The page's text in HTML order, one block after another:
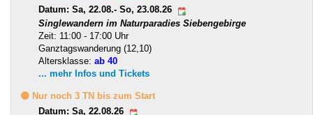
Datum: Sa, 22.08.- So, 23.08.26
Singlewandern im Naturparadies Siebengebirge
Zeit: 11:00 - 17:00 Uhr
Ganztagswanderung (12,10)
Altersklasse: ab 40
... mehr Infos und Tickets
🟡 Nur noch 3 TN bis zum Start
Datum: Sa, 22.08.26